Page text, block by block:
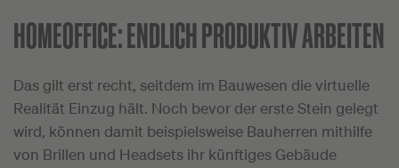
HOMEOFFICE:ENDLICH PRODUKTIV ARBEITEN
Das gilt erst recht, seitdem im Bauwesen die virtuelle
Realität Einzug hält. Noch bevor der erste Stein gelegt
wird, können damit beispielsweise Bauherren mithilfe
von Brillen und Headsets ihr künftiges Gebäude